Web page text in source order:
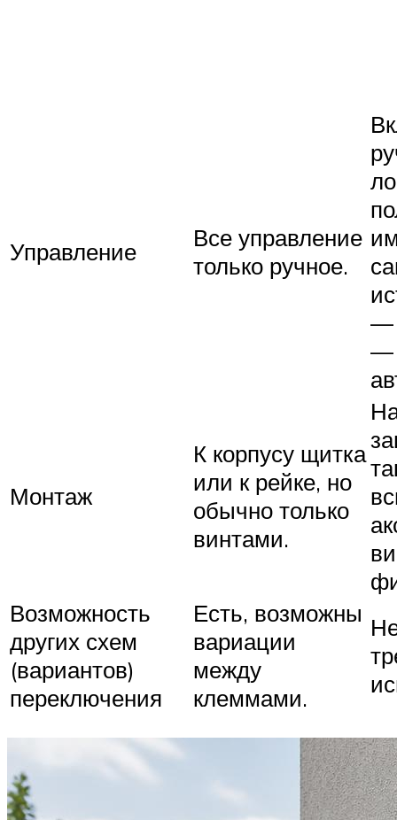
Управление
Все управление
только ручное.
—
—
Монтаж
К корпусу щитка
или к рейке, но
обычно только
винтами.
Возможность
других схем
(вариантов)
переключения
Есть, возможны
вариации
между
клеммами.